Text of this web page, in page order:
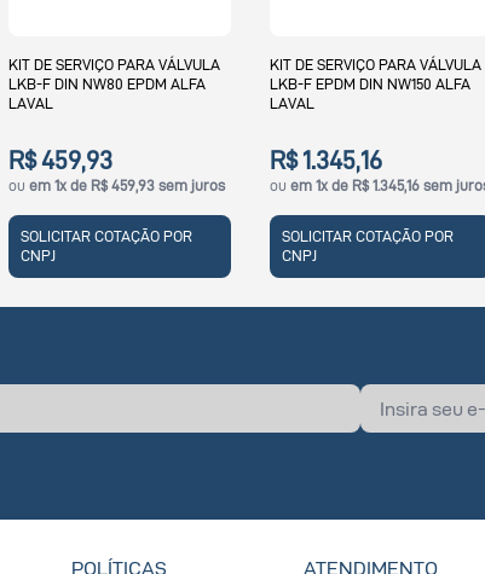
KIT DE SERVIÇO PARA VÁLVULA
LKB-F EPDM DIN NW150 ALFA
LAVAL
R$ 1.345,16
ou em 1x de R$ 1.345,16 sem juros
SOLICITAR COTAÇÃO POR
CNPJ
KIT DE SERVIÇO PARA VÁLVULA
LKB-F ISO 25 EPDM ALFA LAVAL
R$ 222,33
ou em 1x de R$ 222,33 sem juros
SOLICITAR COTAÇÃO POR
CNPJ
POLÍTICAS ATENDIMENTO